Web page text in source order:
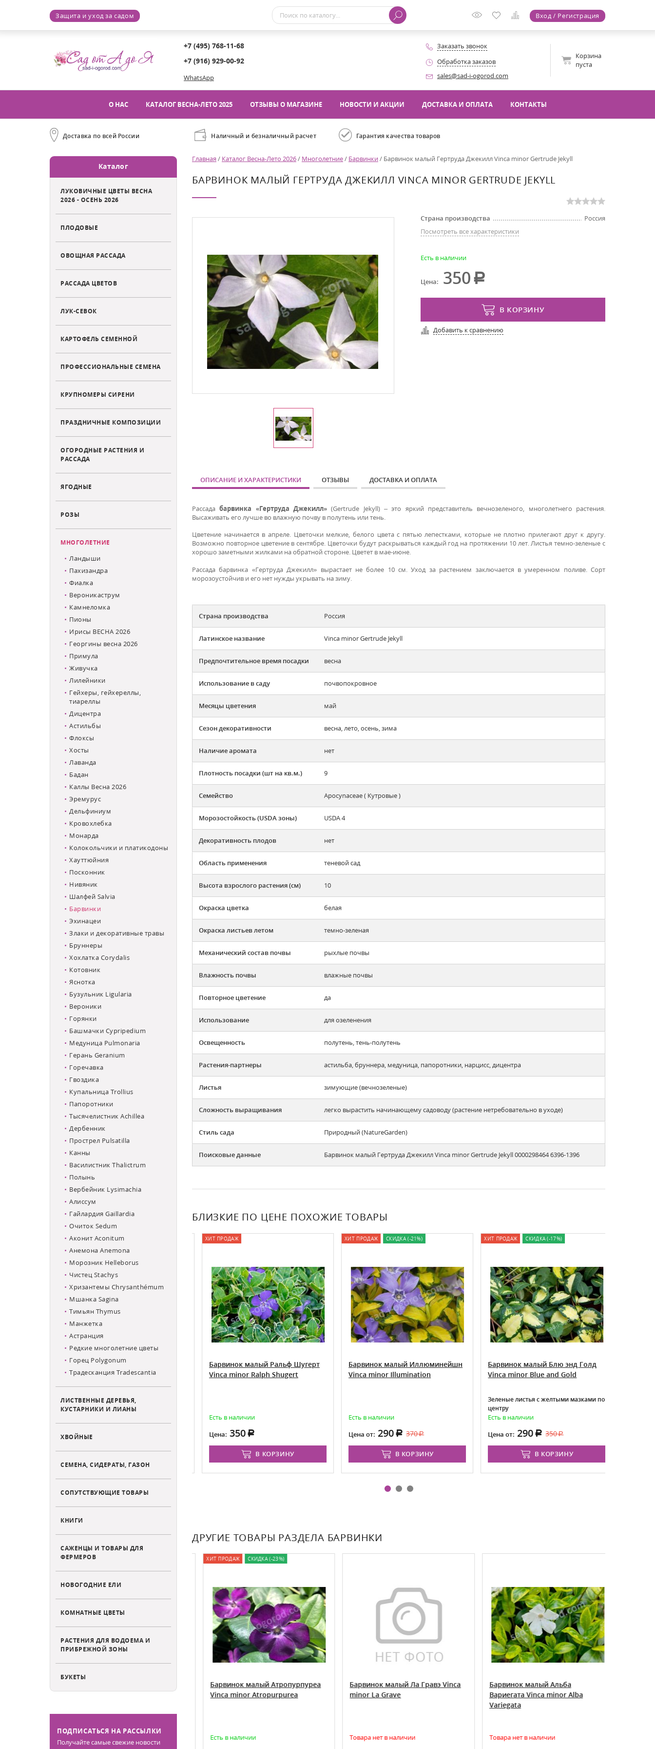
Защита и уход за садом Вход / Регистрация
+7 (495) 768-11-68
+7 (916) 929-00-92
WhatsApp
Заказать звонок
Обработка заказов
sales@sad-i-ogorod.com
Корзина
пуста
О НАС КАТАЛОГ ВЕСНА-ЛЕТО 2025 ОТЗЫВЫ О МАГАЗИНЕ НОВОСТИ И АКЦИИ ДОСТАВКА И ОПЛАТА КОНТАКТЫ
Доставка по всей России Наличный и безналичный расчет Гарантия качества товаров
Каталог
ЛУКОВИЧНЫЕ ЦВЕТЫ ВЕСНА
2026 - ОСЕНЬ 2026
ПЛОДОВЫЕ
ОВОЩНАЯ РАССАДА
РАССАДА ЦВЕТОВ
ЛУК-СЕВОК
КАРТОФЕЛЬ СЕМЕННОЙ
ПРОФЕССИОНАЛЬНЫЕ СЕМЕНА
КРУПНОМЕРЫ СИРЕНИ
ПРАЗДНИЧНЫЕ КОМПОЗИЦИИ
ОГОРОДНЫЕ РАСТЕНИЯ И
РАССАДА
ЯГОДНЫЕ
РОЗЫ
МНОГОЛЕТНИЕ
Ландыши
Пахизандра
Фиалка
Вероникаструм
Камнеломка
Пионы
Ирисы ВЕСНА 2026
Георгины весна 2026
Примула
Живучка
Лилейники
Гейхеры, гейхереллы,
тиареллы
Дицентра
Астильбы
Флоксы
Хосты
Лаванда
Бадан
Каллы Весна 2026
Эремурус
Дельфиниум
Кровохлебка
Монарда
Колокольчики и платикодоны
Хауттюйния
Посконник
Нивяник
Шалфей Salvia
Барвинки
Эхинацеи
Злаки и декоративные травы
Бруннеры
Хохлатка Corydalis
Котовник
Яснотка
Бузульник Ligularia
Вероники
Горянки
Башмачки Cypripedium
Медуница Pulmonaria
Герань Geranium
Горечавка
Гвоздика
Купальница Trollius
Папоротники
Тысячелистник Achillea
Дербенник
Прострел Pulsatilla
Канны
Василистник Thalictrum
Полынь
Вербейник Lysimachia
Алиссум
Гайлардия Gaillardia
Очиток Sedum
Аконит Aconitum
Анемона Anemona
Морозник Helleborus
Чистец Stachys
Хризантемы Chrysanthémum
Мшанка Sagina
Тимьян Thymus
Манжетка
Астранция
Редкие многолетние цветы
Горец Polygonum
Традесканция Tradescantia
ЛИСТВЕННЫЕ ДЕРЕВЬЯ,
КУСТАРНИКИ И ЛИАНЫ
ХВОЙНЫЕ
СЕМЕНА, СИДЕРАТЫ, ГАЗОН
СОПУТСТВУЮЩИЕ ТОВАРЫ
КНИГИ
САЖЕНЦЫ И ТОВАРЫ ДЛЯ
ФЕРМЕРОВ
НОВОГОДНИЕ ЕЛИ
КОМНАТНЫЕ ЦВЕТЫ
РАСТЕНИЯ ДЛЯ ВОДОЕМА И
ПРИБРЕЖНОЙ ЗОНЫ
БУКЕТЫ
ПОДПИСАТЬСЯ НА РАССЫЛКИ
Получайте самые свежие новости
Главная / Каталог Весна-Лето 2026/ Многолетние/ Барвинки/ Барвинок малый Гертруда Джекилл Vinca minor Gertrude Jekyll
БАРВИНОК МАЛЫЙ ГЕРТРУДА ДЖЕКИЛЛ VINCA MINOR GERTRUDE JEKYLL
Страна производства
Россия
Посмотреть все характеристики
Есть в наличии
Цена: 350
В КОРЗИНУ
Добавить к сравнению
ОПИСАНИЕ И ХАРАКТЕРИСТИКИ ОТЗЫВЫ ДОСТАВКА И ОПЛАТА
Рассадабарвинка «Гертруда Джекилл» (Gertrude Jekyll) – это яркий представитель вечнозеленого, многолетнего растения.
Высаживать его лучше во влажную почву в полутень или тень.
Цветение начинается в апреле. Цветочки мелкие, белого цвета с пятью лепестками, которые не плотно прилегают друг к другу.
Возможно повторное цветение в сентябре. Цветочки будут раскрываться каждый год на протяжении 10 лет.Листья темно-зеленые с
хорошо заметными жилками на обратной стороне. Цветет в мае-июне.
Рассада барвинка «Гертруда Джекилл» вырастает не более 10 см. Уход за растением заключается в умеренном поливе. Сорт
морозоустойчив и его нет нужды укрывать на зиму.
Страна производства Россия
Латинское название Vinca minor Gertrude Jekyll
Предпочтительное время посадки весна
Использование в саду почвопокровное
Месяцы цветения май
Сезон декоративности весна, лето, осень, зима
Наличие аромата нет
Плотность посадки (шт на кв.м.) 9
Семейство Apocynaceae ( Кутровые )
Морозостойкость (USDA зоны) USDA 4
Декоративность плодов нет
Область применения теневой сад
Высота взрослого растения (см) 10
Окраска цветка белая
Окраска листьев летом темно-зеленая
Механический состав почвы рыхлые почвы
Влажность почвы влажные почвы
Повторное цветение да
Использование для озеленения
Освещенность полутень, тень-полутень
Растения-партнеры астильба, бруннера, медуница, папоротники, нарцисс, дицентра
Листья зимующие (вечнозеленые)
Сложность выращивания легко вырастить начинающему садоводу (растение нетребовательно в уходе)
Стиль сада Природный (NatureGarden)
Поисковые данные Барвинок малый Гертруда Джекилл Vinca minor Gertrude Jekyll 0000298464 6396-1396
БЛИЗКИЕ ПО ЦЕНЕ ПОХОЖИЕ ТОВАРЫ
Барвинок малый в ассортименте
Цена: 350
В КОРЗИНУ
ХИТ ПРОДАЖ
Барвинок малый Ральф Шугерт
Vinca minor Ralph Shugert
Есть в наличии
Цена: 350
В КОРЗИНУ
ХИТ ПРОДАЖ СКИДКА (-21%)
Барвинок малый Иллюминейшн
Vinca minor Illumination
Есть в наличии
Цена от: 290 370
В КОРЗИНУ
ХИТ ПРОДАЖ СКИДКА (-17%)
Барвинок малый Блю энд Голд
Vinca minor Blue and Gold
Зеленые листья с желтыми мазками по
центру
Есть в наличии
Цена от: 290 350
В КОРЗИНУ
ДРУГИЕ ТОВАРЫ РАЗДЕЛА БАРВИНКИ
ХИТ ПРОДАЖ
minor Variegata
Есть в наличии
ХИТ ПРОДАЖ СКИДКА (-23%)
Барвинок малый Атропурпуреа
Vinca minor Atropurpurea
Есть в наличии
Барвинок малый Ла Гравэ Vinca
minor La Grave
Товара нет в наличии
Барвинок малый Альба
Вариегата Vinca minor Alba
Variegata
Товара нет в наличии